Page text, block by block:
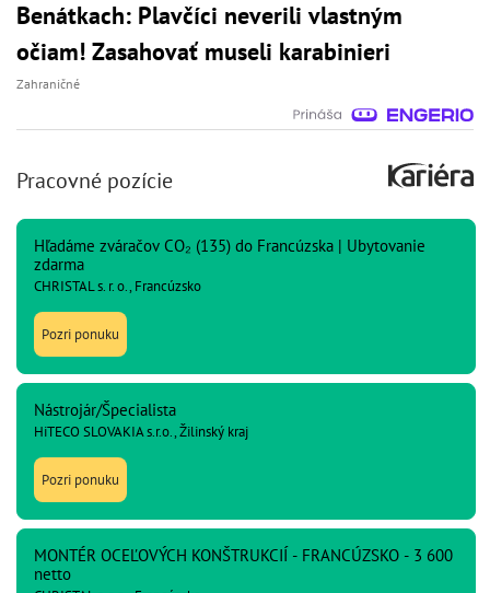
Benátkach: Plavčíci neverili vlastným
očiam! Zasahovať museli karabinieri
Zahraničné
Pracovné pozície
Hľadáme zváračov CO₂ (135) do Francúzska | Ubytovanie
zdarma
CHRISTAL s. r. o., Francúzsko
Pozri ponuku
Nástrojár/Špecialista
HiTECO SLOVAKIA s.r.o., Žilinský kraj
Pozri ponuku
MONTÉR OCEĽOVÝCH KONŠTRUKCIÍ - FRANCÚZSKO - 3 600
netto